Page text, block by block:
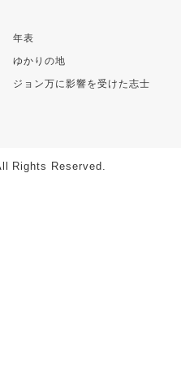
年表
ゆかりの地
ジョン万に影響を受けた志士
Rights Reserved.